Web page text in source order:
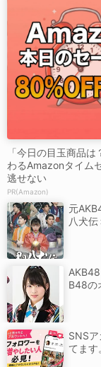
「今日の目玉商品は
わるAmazonタイム
逃せない
PR(Amazon)
元
八犬
B48の
SNS
てます